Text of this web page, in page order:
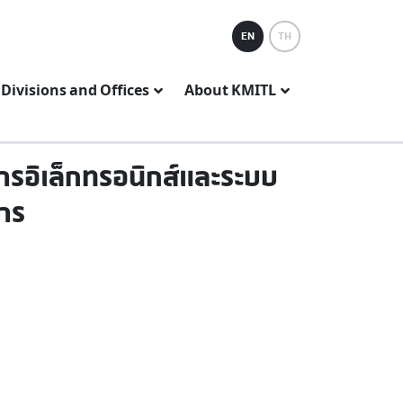
EN TH
and Offices About KMITL
อิเล็กทรอนิกส์และระบบ
ร